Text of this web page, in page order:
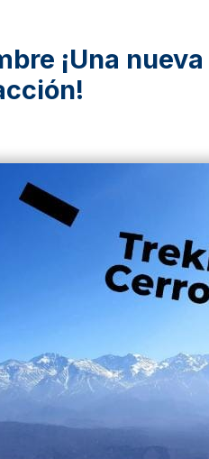
¡Una